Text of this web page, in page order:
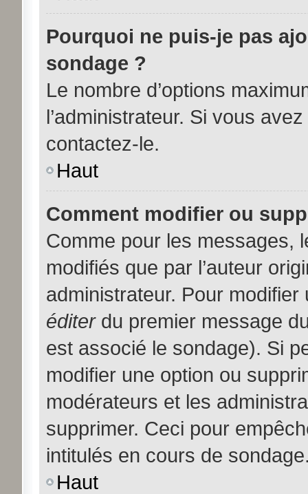
Pourquoi ne puis-je pas
sondage ?
Le nombre d’options
l’administrateur. Si vous
contactez-le.
Haut
Comment modifier ou
Comme pour les messages,
modifiés que par l’auteur
administrateur. Pour
éditerdu premier message
est associé le sondage). Si
modifier une option ou
modérateurs et les
supprimer. Ceci pour
intitulés en cours de
Haut